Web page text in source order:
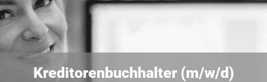
Kreditorenbuchhalter (m/w/d)